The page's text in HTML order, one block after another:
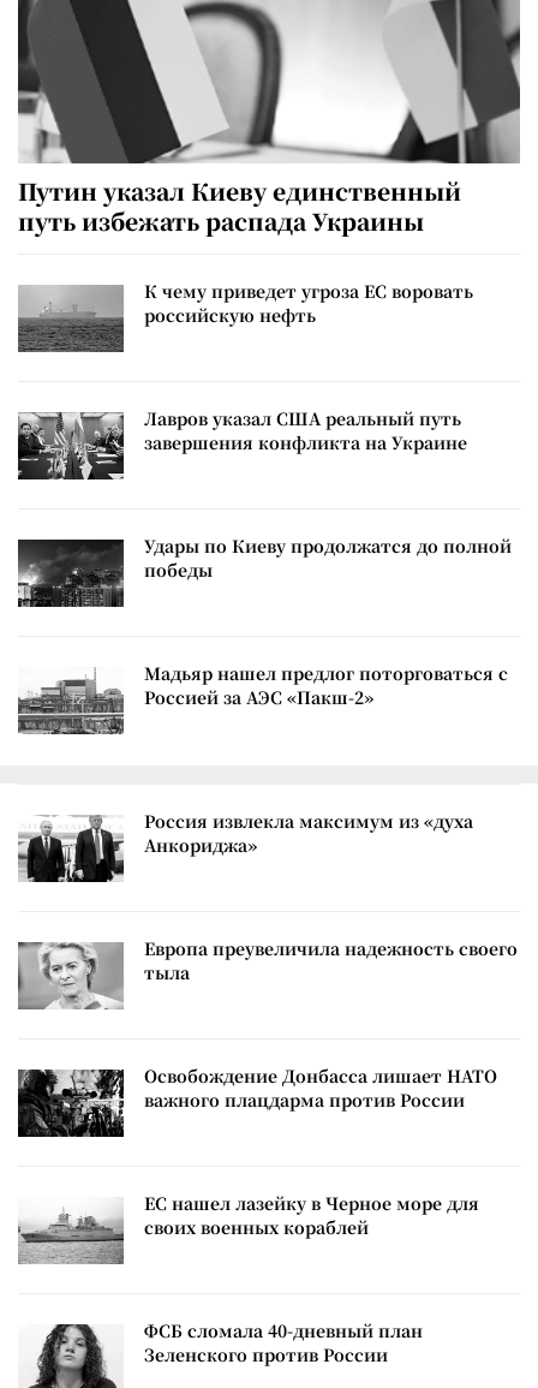
Путин указал Киеву единственный
путь избежать распада Украины
К чему приведет угроза ЕС воровать
российскую нефть
Лавров указал США реальный путь
завершения конфликта на Украине
Удары по Киеву продолжатся до полной
победы
Мадьяр нашел предлог поторговаться с
Россией за АЭС «Пакш-2»
Россия извлекла максимум из «духа
Анкориджа»
Европа преувеличила надежность своего
тыла
Освобождение Донбасса лишает НАТО
важного плацдарма против России
ЕС нашел лазейку в Черное море для
своих военных кораблей
ФСБ сломала 40-дневный план
Зеленского против России